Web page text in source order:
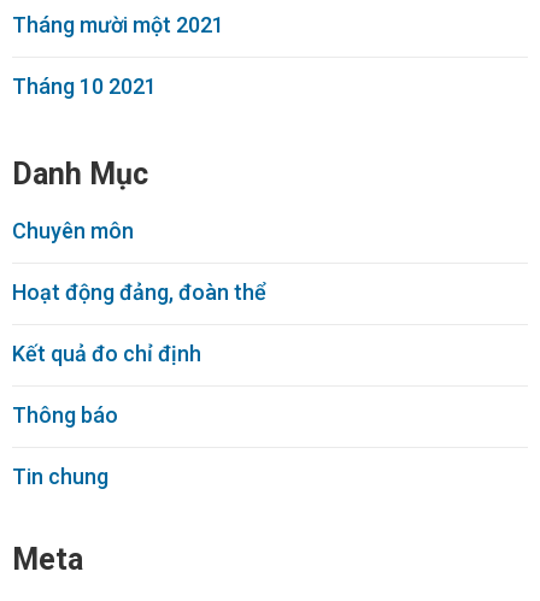
Tháng mười một 2021
Tháng 10 2021
Danh Mục
Chuyên môn
Hoạt động đảng, đoàn thể
Kết quả đo chỉ định
Thông báo
Tin chung
Meta